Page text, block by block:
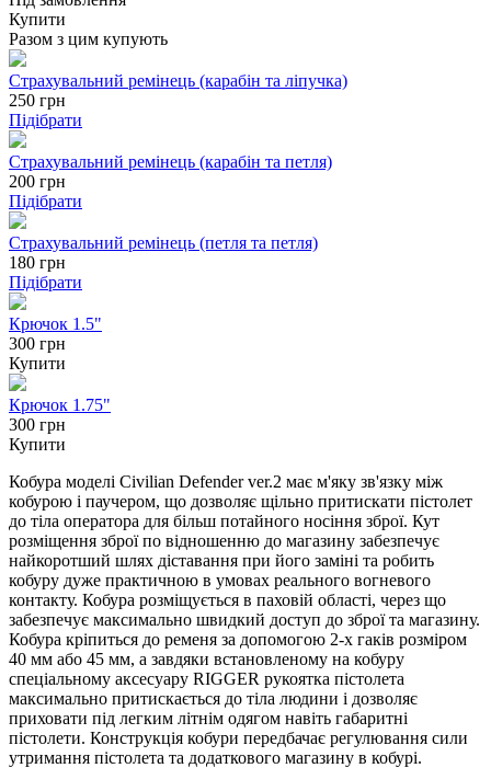
Купити
Разом з цим купують
Страхувальний ремінець (карабін та ліпучка)
250 грн
Підібрати
Страхувальний ремінець (карабін та петля)
200 грн
Підібрати
Страхувальний ремінець (петля та петля)
180 грн
Підібрати
Крючок 1.5"
300 грн
Купити
Крючок 1.75"
300 грн
Купити
Кобура моделі Civilian Defender ver.2 має м'яку зв'язку між
кобурою і паучером, що дозволяє щільно притискати пістолет
до тіла оператора для більш потайного носіння зброї. Кут
розміщення зброї по відношенню до магазину забезпечує
найкоротший шлях діставання при його заміні та робить
кобуру дуже практичною в умовах реального вогневого
контакту. Кобура розміщується в паховій області, через що
забезпечує максимально швидкий доступ до зброї та магазину.
Кобура кріпиться до ременя за допомогою 2-х гаків розміром
40 мм або 45 мм, а завдяки встановленому на кобуру
спеціальному аксесуару RIGGER рукоятка пістолета
максимально притискається до тіла людини і дозволяє
приховати під легким літнім одягом навіть габаритні
пістолети. Конструкція кобури передбачає регулювання сили
утримання пістолета та додаткового магазину в кобурі.